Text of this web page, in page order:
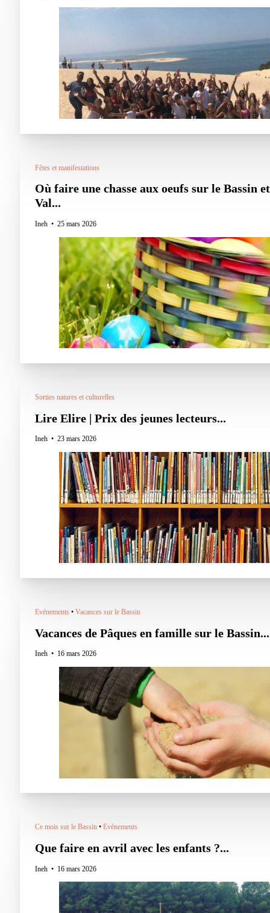
Fêtes et manifestations
Où faire une chasse aux oeufs sur le Bassin
Val...
Ineh 25 mars 2026
Sorties natures et culturelles
Lire Elire | Prix des jeunes lecteurs...
Ineh 23 mars 2026
Evénements• Vacances sur le Bassin
Vacances de Pâques en famille sur le Bassin...
Ineh 16 mars 2026
Ce mois sur le Bassin• Evénements
Que faire en avril avec les enfants ?...
Ineh 16 mars 2026